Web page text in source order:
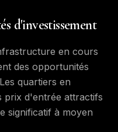
d'investissement
en cours
des opportunités
quartiers en
prix d'entrée attractifs
significatif à moyen